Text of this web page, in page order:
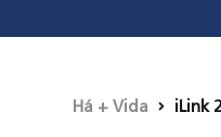
Há + Vida iLink